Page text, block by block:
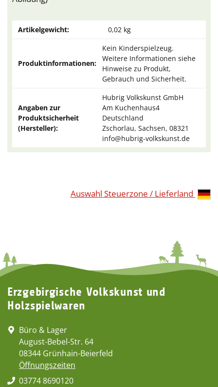
Artikelgewicht: 0,02 kg
Produktinformationen:
Kein Kinderspielzeug.
Weitere Informationen siehe
Hinweise zu Produkt,
Gebrauch und Sicherheit.
Angaben zur
Produktsicherheit
(Hersteller):
Hubrig Volkskunst GmbH
Am Kuchenhaus4
Deutschland
Zschorlau, Sachsen, 08321
info@hubrig-volkskunst.de
Auswahl Steuerzone / Lieferland
Erzgebirgische Volkskunst und
Holzspielwaren
Büro & Lager
August-Bebel-Str. 64
08344 Grünhain-Beierfeld
Öffnungszeiten
03774 8690120